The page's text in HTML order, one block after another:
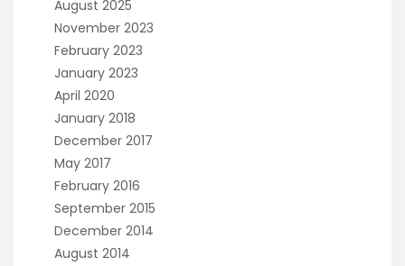
August 2025
November 2023
February 2023
January 2023
April 2020
January 2018
December 2017
May 2017
February 2016
September 2015
December 2014
August 2014